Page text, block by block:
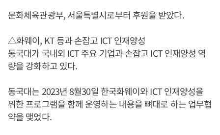
문화체육관광부, 서울특별시로부터 후원을 받았다.
△화웨이, KT 등과 손잡고 ICT 인재양성
동국대가 국내외 ICT 주요 기업과 손잡고 ICT 인재양성 역
량을 강화하고 있다.
동국대는 2023년 8월30일 한국화웨이와 ICT 인재양성을
위한 프로그램을 함께 운영하는 내용을 뼈대로 하는 업무협
약을 맺었다.